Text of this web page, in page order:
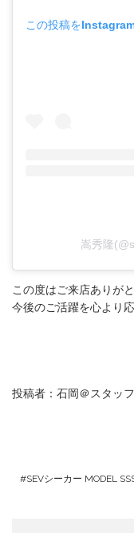
この投稿を
嵩秀隆
この度はご来店ありが
今後のご活躍を心より
投稿者：石岡＠スタッフ
SEVシーカー MODEL